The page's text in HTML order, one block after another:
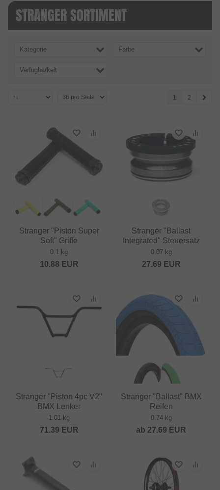
STRANGER SORTIMENT
Kategorie Farbe
Verfügbarkeit
1 2
Stranger "Piston Super
Soft" Griffe
0.1 kg
10.88 EUR
Stranger "Ballast
Integrated" Steuersatz
0.07 kg
27.69 EUR
Stranger "Piston 4pc V2"
BMX Lenker
1.01 kg
71.39 EUR
Stranger "Ballast" BMX
Reifen
0.74 kg
ab 27.69 EUR